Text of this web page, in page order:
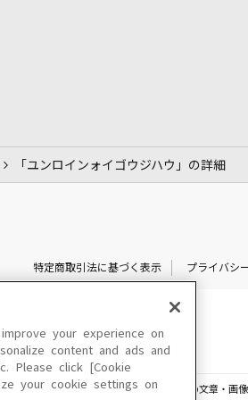
「ユンロインォイゴウジハウ」の詳細
特定商取引法に基づく表示 プライバシ
このサイトに掲載されている一切の文章・画
your experience on
content and ads and
Please click [Cookie
your cookie settings on